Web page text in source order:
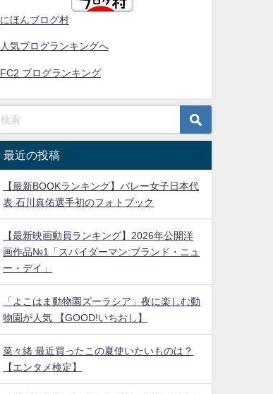
にほんブログ村
人気ブログランキングへ
FC2 ブログランキング
最近の投稿
【最新BOOKランキング】バレー女子日本代
表 石川真佑選手初のフォトブック
【最新映画動員ランキング】2026年公開洋
画作品№1「スパイダーマン:ブランド・ニュ
ー・デイ」
「よこはま動物園ズーラシア」夜に楽しむ動
物園が人気 【GOOD!いちおし】
菜々緒 最近買ったこの夏使いたいものは？
【エンタメ検定】